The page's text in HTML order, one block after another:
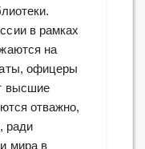
в рамках
на
офицеры
высшие
отважно,
ради
мира в